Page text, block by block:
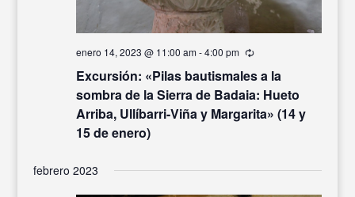
Excursión: «Pilas bautismales a la
sombra de la Sierra de Badaia: Hueto
Arriba, Ullíbarri-Viña y Margarita» (14 y
15 de enero)
enero 14, 2023 @ 11:00 am-4:00 pm Recurrente
febrero 2023